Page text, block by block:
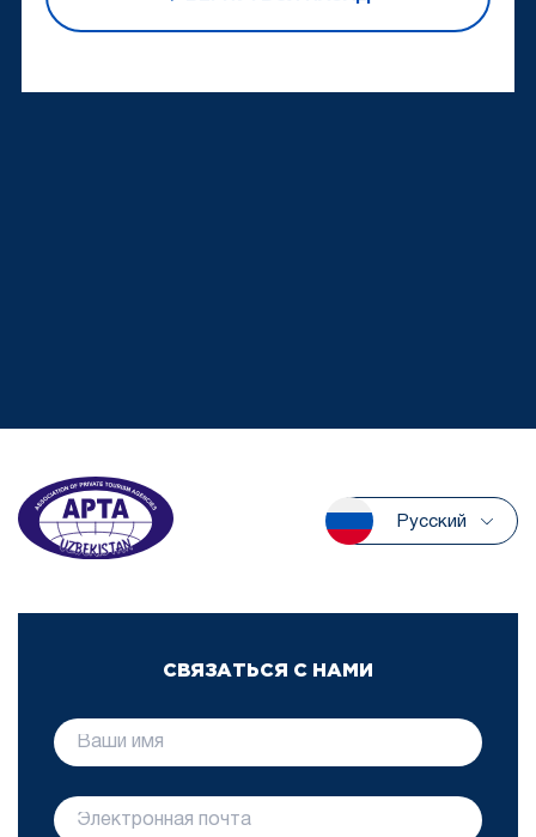
Русский
СВЯЗАТЬСЯ С НАМИ